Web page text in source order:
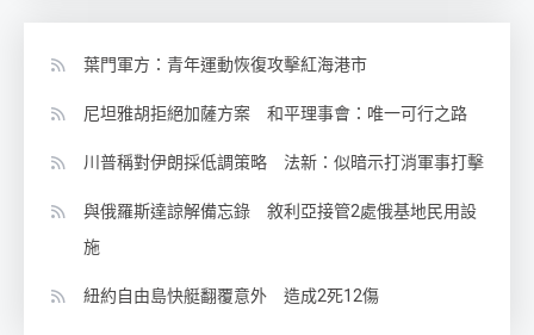
葉門軍方：青年運動恢復攻擊紅海港市
尼坦雅胡拒絕加薩方案 和平理事會：唯一可行之路
川普稱對伊朗採低調策略 法新：似暗示打消軍事打擊
與俄羅斯達諒解備忘錄 敘利亞接管2處俄基地民用設
施
紐約自由島快艇翻覆意外 造成2死12傷